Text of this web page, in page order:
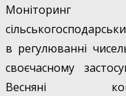
Моніторинг
в регулюванні
своєчасному
Весняні